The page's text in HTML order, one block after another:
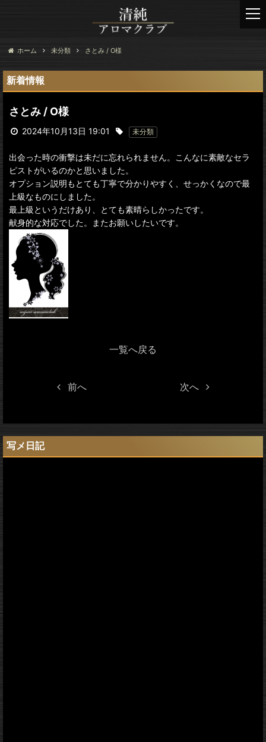
ホーム 未分類 さとみ / O様
新着情報
さとみ / O様
2024年10月13日 19:01 未分類
出会った時の衝撃は未だに忘れられません。こんなに素敵なセラ
ピストがいるのかと思いました。
オプション説明もとても丁寧で分かりやすく、せっかくなので最
上級なものにしました。
最上級というだけあり、とても素晴らしかったです。
献身的な対応でした。またお願いしたいです。
前へ
一覧へ戻る
次へ
写メ日記
t
n